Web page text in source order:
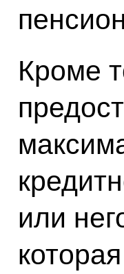
Кроме
или